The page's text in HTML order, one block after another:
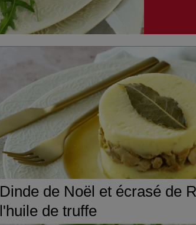
Dinde de Noël et écrasé de
l'huile de truffe